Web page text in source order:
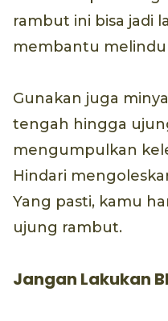
rambut ini bisa jadi
membantu
Gunakan juga
tengah hingga
mengumpulkan
Hindari
Yang pasti, kamu
ujung rambut.
Jangan Lakukan